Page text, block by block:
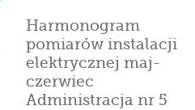
Harmonogram
pomiarów instalacji
elektrycznej maj-
czerwiec
Administracja nr 5